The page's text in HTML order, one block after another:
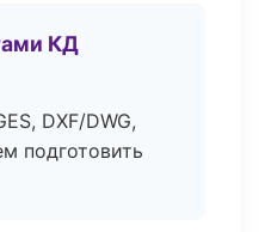
КД
DXF/DWG,
подготовить